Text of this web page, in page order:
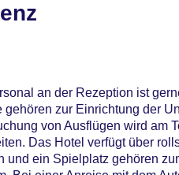
an der Rezeption ist
zur Einrichtung der
von Ausflügen wird am
Das Hotel verfügt über
und ein Spielplatz gehören